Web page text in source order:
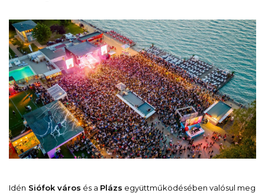
Idén Siófok város és a Plázs együttműködésében valósul meg